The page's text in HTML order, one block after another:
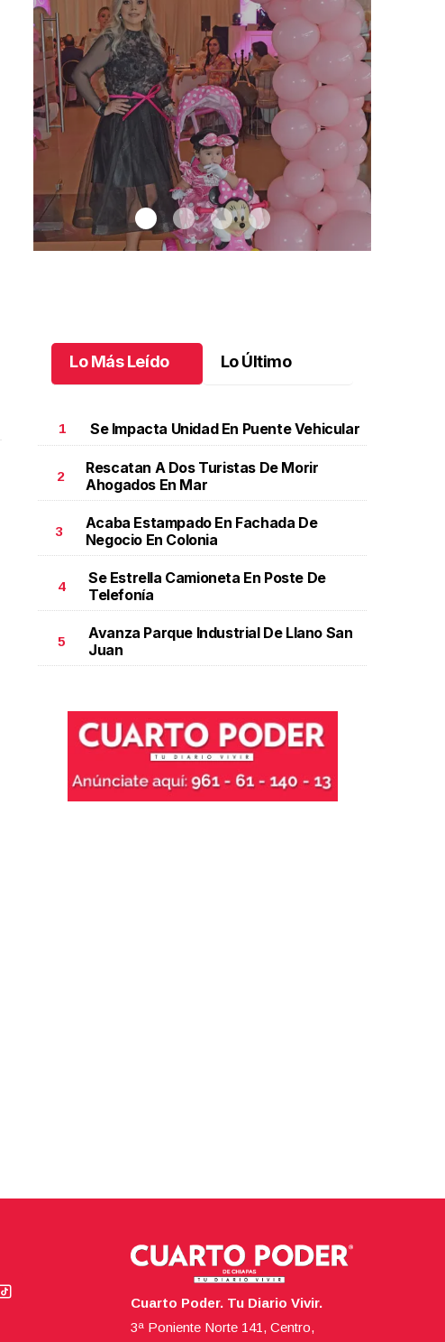
Un día especial para Aniela María
Aniela María
Octubre 02 l
Lo Más Leído Lo Último
1 Se Impacta Unidad En Puente Vehicular
2
Rescatan A Dos Turistas De Morir
Ahogados En Mar
3
Acaba Estampado En Fachada De
Negocio En Colonia
4
Se Estrella Camioneta En Poste De
Telefonía
5
Avanza Parque Industrial De Llano San
Juan
Cuarto Poder. Tu Diario Vivir.
3ª Poniente Norte 141, Centro,